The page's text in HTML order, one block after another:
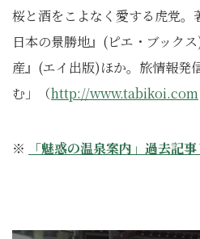
桜と酒をこよなく愛する虎党。
日本の景勝地』(ピエ・ブック
産』(エイ出版)ほか。旅情報発
む」（http://www.tabikoi.com
※ 「魅惑の温泉案内」過去記